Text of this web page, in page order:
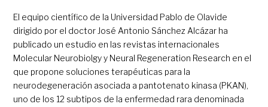
El equipo científico de la Universidad Pablo de Olavide
dirigido por el doctor José Antonio Sánchez Alcázar ha
publicado un estudio en las revistas internacionales
Molecular Neurobiolgy y Neural Regeneration Research en el
que propone soluciones terapéuticas para la
neurodegeneración asociada a pantotenato kinasa (PKAN),
uno de los 12 subtipos de la enfermedad rara denominada